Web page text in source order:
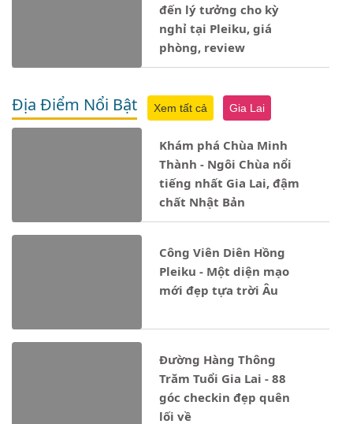
đến lý tưởng cho kỳ
nghỉ tại Pleiku, giá
phòng, review
Địa Điểm Nổi Bật Xem tất cả Gia Lai
Khám phá Chùa Minh
Thành - Ngôi Chùa nổi
tiếng nhất Gia Lai, đậm
chất Nhật Bản
Công Viên Diên Hồng
Pleiku - Một diện mạo
mới đẹp tựa trời Âu
Đường Hàng Thông
Trăm Tuổi Gia Lai - 88
góc checkin đẹp quên
lối về